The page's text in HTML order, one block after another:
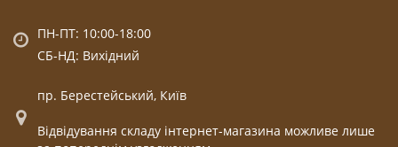
ПН-ПТ: 10:00-18:00
СБ-НД: Вихідний
пр. Берестейський, Київ
Відвідування складу інтернет-магазина можливе лише